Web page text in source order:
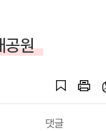
공원
댓글